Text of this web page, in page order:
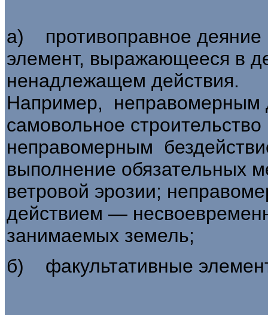
а) противоправное деяние
элемент, выражающееся в
ненадлежащем действия.
Например, неправомерным
самовольное
неправомерным
выполнение обязательных
ветровой эрозии;
действием —
занимаемых земель;
б) факультативные